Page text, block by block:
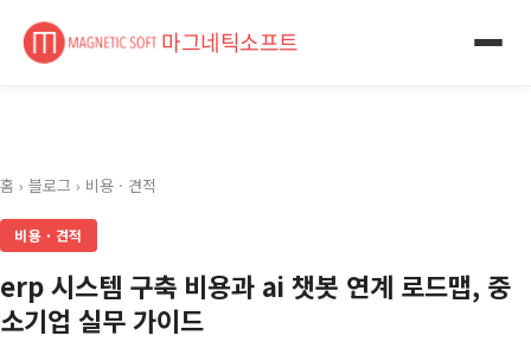
마그네틱소프트
홈 › 블로그 › 비용 · 견적
비용 · 견적
erp 시스템 구축 비용과 ai 챗봇 연계 로드맵, 중
소기업 실무 가이드